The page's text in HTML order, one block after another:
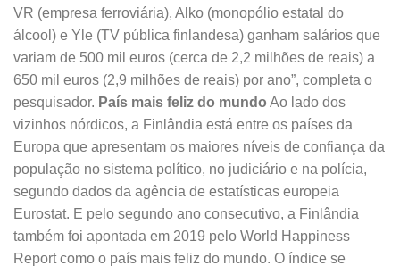
VR (empresa ferroviária), Alko (monopólio estatal do
álcool) e Yle (TV pública finlandesa) ganham salários que
variam de 500 mil euros (cerca de 2,2 milhões de reais) a
650 mil euros (2,9 milhões de reais) por ano”, completa o
pesquisador. País mais feliz do mundo Ao lado dos
vizinhos nórdicos, a Finlândia está entre os países da
Europa que apresentam os maiores níveis de confiança da
população no sistema político, no judiciário e na polícia,
segundo dados da agência de estatísticas europeia
Eurostat. E pelo segundo ano consecutivo, a Finlândia
também foi apontada em 2019 pelo World Happiness
Report como o país mais feliz do mundo. O índice se